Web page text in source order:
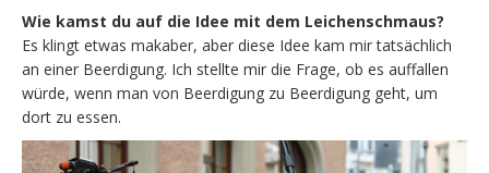
Wie kamst du auf die Idee mit dem Leichenschmaus?
Es klingt etwas makaber, aber diese Idee kam mir tatsächlich
an einer Beerdigung. Ich stellte mir die Frage, ob es auffallen
würde, wenn man von Beerdigung zu Beerdigung geht, um
dort zu essen.